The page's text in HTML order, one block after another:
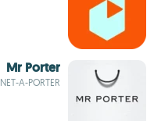
Mr Porter
NET-A-PORTER